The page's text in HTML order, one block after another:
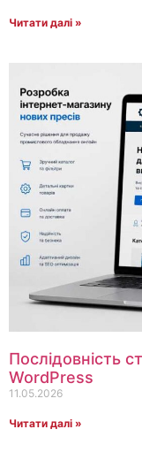
Читати далі »
Послідовність
WordPress
11.05.2026
Читати далі »